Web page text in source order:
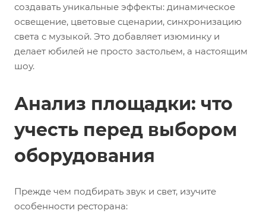
создавать уникальные эффекты: динамическое
освещение, цветовые сценарии, синхронизацию
света с музыкой. Это добавляет изюминку и
делает юбилей не просто застольем, а настоящим
шоу.
Анализ площадки: что
учесть перед выбором
оборудования
Прежде чем подбирать звук и свет, изучите
особенности ресторана: